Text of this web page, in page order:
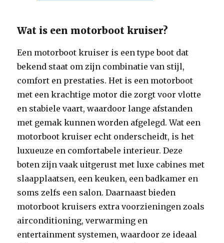
Wat is een motorboot kruiser?
Een motorboot kruiser is een type boot dat
bekend staat om zijn combinatie van stijl,
comfort en prestaties. Het is een motorboot
met een krachtige motor die zorgt voor vlotte
en stabiele vaart, waardoor lange afstanden
met gemak kunnen worden afgelegd. Wat een
motorboot kruiser echt onderscheidt, is het
luxueuze en comfortabele interieur. Deze
boten zijn vaak uitgerust met luxe cabines met
slaapplaatsen, een keuken, een badkamer en
soms zelfs een salon. Daarnaast bieden
motorboot kruisers extra voorzieningen zoals
airconditioning, verwarming en
entertainment systemen, waardoor ze ideaal